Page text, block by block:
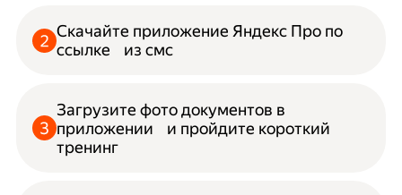
Скачайте приложение Яндекс Про по
ссылке из смс
Загрузите фото документов в
приложении и пройдите короткий
тренинг